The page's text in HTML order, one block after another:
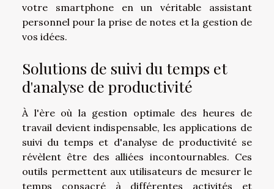
votre smartphone en un véritable assistant
personnel pour la prise de notes et la gestion de
vos idées.
Solutions de suivi du temps et
d'analyse de productivité
À l'ère où la gestion optimale des heures de
travail devient indispensable, les applications de
suivi du temps et d'analyse de productivité se
révèlent être des alliées incontournables. Ces
outils permettent aux utilisateurs de mesurer le
temps consacré à différentes activités et